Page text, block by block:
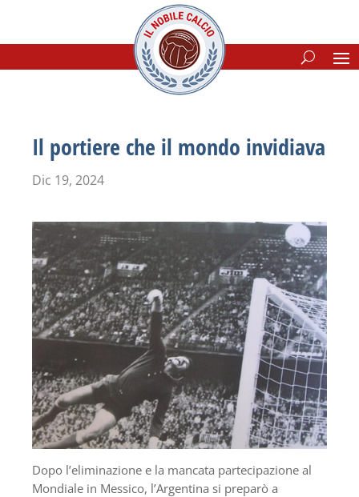
Il portiere che il mondo invidiava
Dic 19, 2024
Dopo l’eliminazione e la mancata partecipazione al
Mondiale in Messico, l’Argentina si preparò a